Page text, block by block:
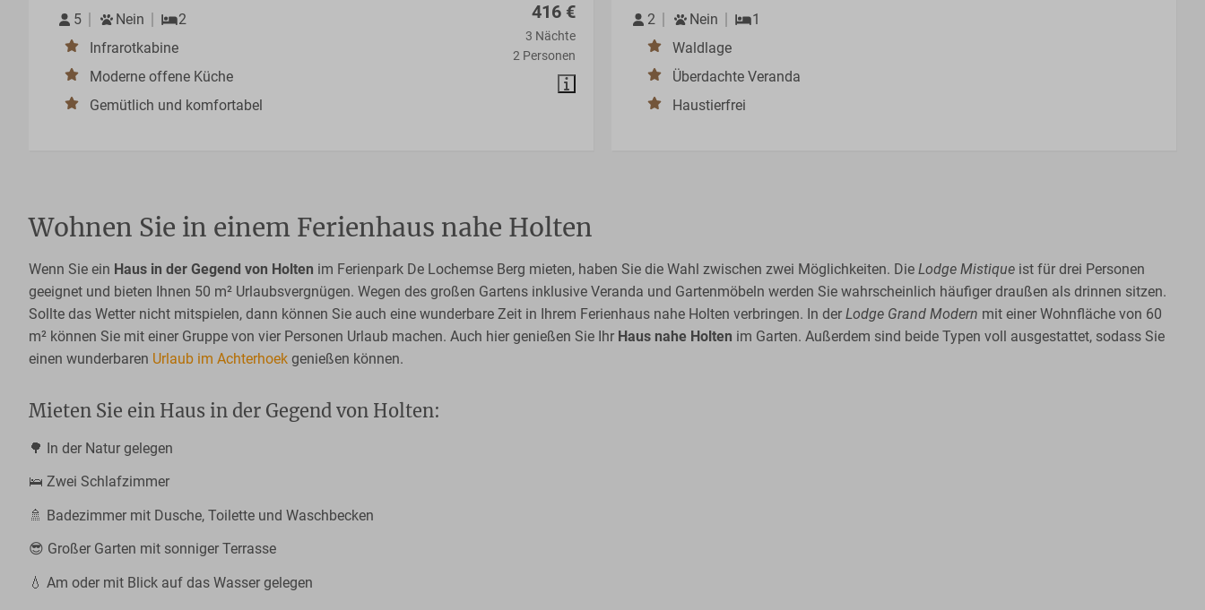
416 €
3 Nächte
2 Personen
5
Nein
2
Infrarotkabine
Moderne offene Küche
Gemütlich und komfortabel
2
Nein
1
Waldlage
Überdachte Veranda
Haustierfrei
Wohnen Sie in einem Ferienhaus nahe Holten
Wenn Sie ein Haus in der Gegend von Holten im Ferienpark De Lochemse Berg mieten, haben Sie die Wahl zwischen zwei Möglichkeiten. DieLodge Mistique ist für drei Personen
geeignet und bieten Ihnen 50 m² Urlaubsvergnügen. Wegen des großen Gartens inklusive Veranda und Gartenmöbeln werden Sie wahrscheinlich häufiger draußen als drinnen sitzen.
Sollte das Wetter nicht mitspielen, dann können Sie auch eine wunderbare Zeit in Ihrem Ferienhaus nahe Holten verbringen. In derLodge Grand Modern mit einer Wohnfläche von 60
m² können Sie mit einer Gruppe von vier Personen Urlaub machen. Auch hier genießen Sie Ihr Haus nahe Holten im Garten. Außerdem sind beide Typen voll ausgestattet, sodass Sie
einen wunderbaren Urlaub im Achterhoek genießen können.
Mieten Sie ein Haus in der Gegend von Holten:
🌳 In der Natur gelegen
🛌 Zwei Schlafzimmer
🚿 Badezimmer mit Dusche, Toilette und Waschbecken
😎 Großer Garten mit sonniger Terrasse
💧 Am oder mit Blick auf das Wasser gelegen